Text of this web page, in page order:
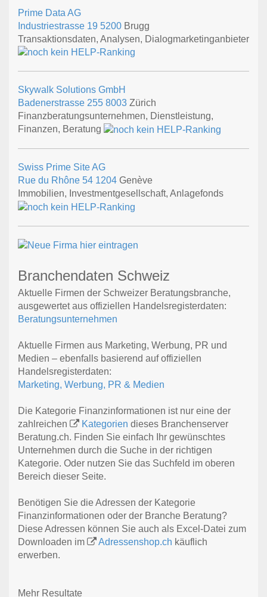
Prime Data AG
Industriestrasse 19 5200 Brugg
Transaktionsdaten, Analysen, Dialogmarketinganbieter
Skywalk Solutions GmbH
Badenerstrasse 255 8003 Zürich
Finanzberatungsunternehmen, Dienstleistung,
Finanzen, Beratung
Swiss Prime Site AG
Rue du Rhône 54 1204 Genève
Immobilien, Investmentgesellschaft, Anlagefonds
Branchendaten Schweiz
Aktuelle Firmen der Schweizer Beratungsbranche,
ausgewertet aus offiziellen Handelsregisterdaten:
Beratungsunternehmen
Aktuelle Firmen aus Marketing, Werbung, PR und
Medien – ebenfalls basierend auf offiziellen
Handelsregisterdaten:
Marketing, Werbung, PR & Medien
Die Kategorie Finanzinformationen ist nur eine der
zahlreichen
Kategorien dieses Branchenserver
Beratung.ch. Finden Sie einfach Ihr gewünschtes
Unternehmen durch die Suche in der richtigen
Kategorie. Oder nutzen Sie das Suchfeld im oberen
Bereich dieser Seite.
Benötigen Sie die Adressen der Kategorie
Finanzinformationen oder der Branche Beratung?
Diese Adressen können Sie auch als Excel-Datei zum
Downloaden im
Adressenshop.ch käuflich
erwerben.
Mehr Resultate